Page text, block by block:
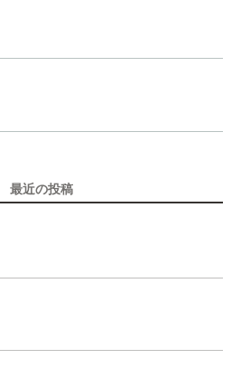
最近の投稿